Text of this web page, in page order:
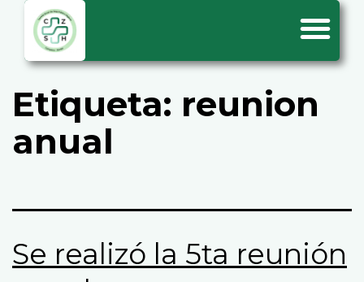
Etiqueta: reunion
anual
Se realizó la 5ta reunión